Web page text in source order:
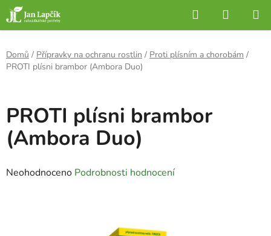
Přejít
na
obsah
Hledat
KOŠÍK
Domů / Přípravky na ochranu rostlin / Proti plísním a chorobám /
PROTI plísni brambor (Ambora Duo)
PROTI plísni brambor
(Ambora Duo)
Průměrné
Neohodnoceno Podrobnosti hodnocení